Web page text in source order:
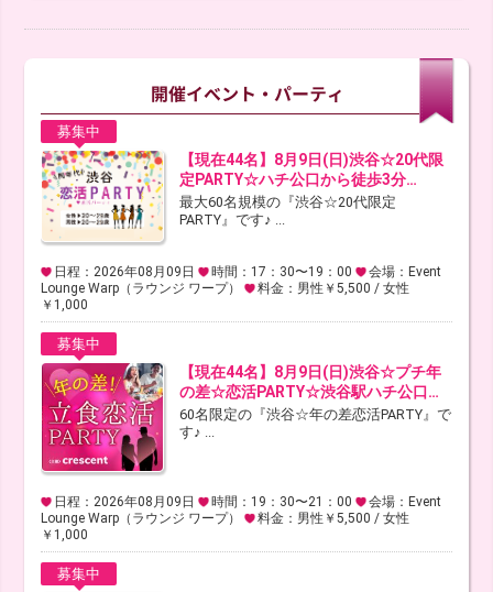
募集中
【現在44名】8月9日(日)渋谷☆20代限
定PARTY☆ハチ公口から徒歩3分…
最大60名規模の『渋谷☆20代限定
PARTY』です♪ ...
日程：2026年08月09日 時間：17：30〜19：00
会場：Event
Lounge Warp（ラウンジ ワープ）
料金：男性￥5,500 / 女性
￥1,000
募集中
【現在44名】8月9日(日)渋谷☆プチ年
の差☆恋活PARTY☆渋谷駅ハチ公口…
60名限定の『渋谷☆年の差恋活PARTY』で
す♪ ...
日程：2026年08月09日 時間：19：30〜21：00
会場：Event
Lounge Warp（ラウンジ ワープ）
料金：男性￥5,500 / 女性
￥1,000
募集中